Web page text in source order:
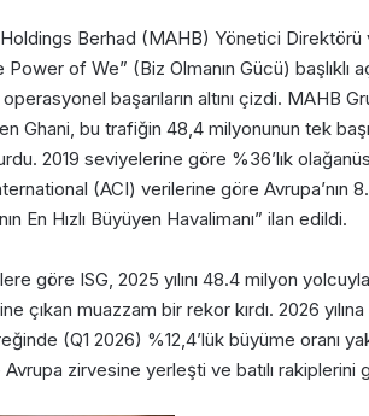
Berhad (MAHB) Yönetici Direktörü
of We” (Biz Olmanın Gücü) başlıklı
başarıların altını çizdi. MAHB
Ghani, bu trafiğin 48,4 milyonunun tek
2019 seviyelerine göre %36’lık
(ACI) verilerine göre Avrupa’nın
En Hızlı Büyüyen Havalimanı” ilan edildi.
göre ISG, 2025 yılını 48.4 milyon
çıkan muazzam bir rekor kırdı. 2026
(Q1 2026) %12,4’lük büyüme oranı
zirvesine yerleşti ve batılı rakiplerini